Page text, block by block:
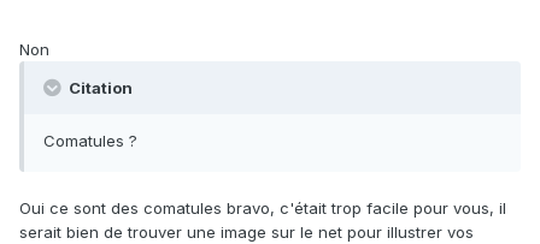
Non
Citation
Comatules ?
Oui ce sont des comatules bravo, c'était trop facile pour vous, il
serait bien de trouver une image sur le net pour illustrer vos